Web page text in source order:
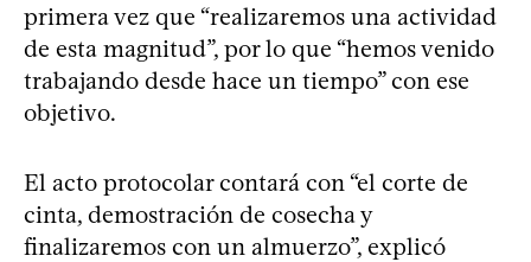
primera vez que “realizaremos una actividad
de esta magnitud”, por lo que “hemos venido
trabajando desde hace un tiempo” con ese
objetivo.
El acto protocolar contará con “el corte de
cinta, demostración de cosecha y
finalizaremos con un almuerzo”, explicó